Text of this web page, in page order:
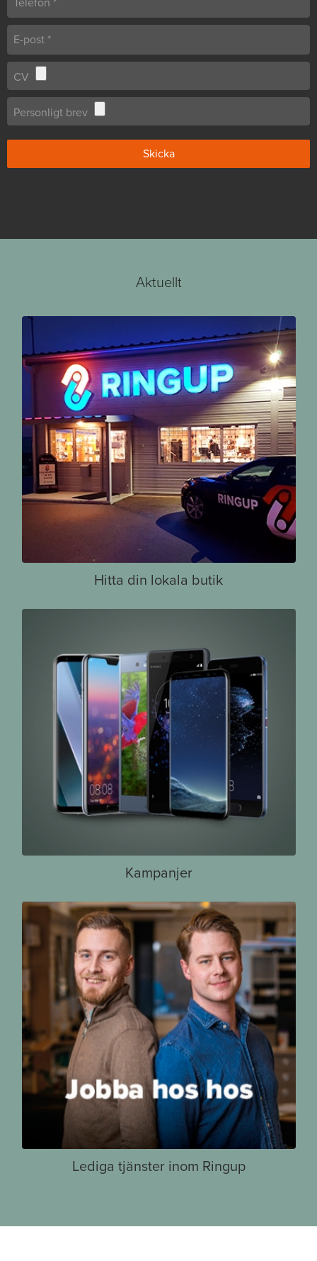
CV
Personligt brev
Aktuellt
Hitta din lokala butik
Kampanjer
Lediga tjänster inom Ringup